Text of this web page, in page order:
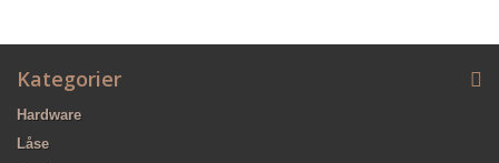
Kategorier
Hardware
Låse